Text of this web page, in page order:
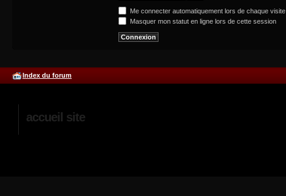
Me connecter automatiquement lors de chaque visite
Masquer mon statut en ligne lors de cette session
Index du forum
accueil site